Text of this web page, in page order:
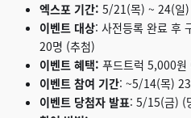
엑스포 기간: 5/21(목) ~ 24(일
이벤트 대상: 사전등록 완료 후
20명 (추첨)
이벤트 혜택: 푸드트럭 5,000원
이벤트 참여 기간: ~5/14(목)
이벤트 당첨자 발표: 5/15(금) (